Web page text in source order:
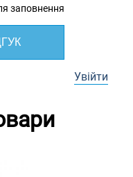
заповнення
Увійти